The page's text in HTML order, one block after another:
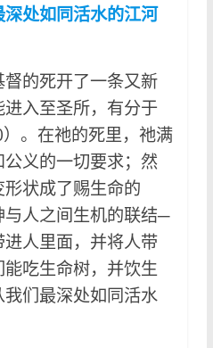
处如同活水的江河
的死开了一条又新
入至圣所，有分于
。在祂的死里，祂满
义的一切要求；然
状成了赐生命的
人之间生机的联结─
人里面，并将人带
吃生命树，并饮生
们最深处如同活水